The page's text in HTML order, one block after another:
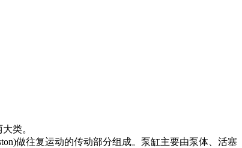
类。
做往复运动的传动部分组成。泵缸主要由泵体、活塞